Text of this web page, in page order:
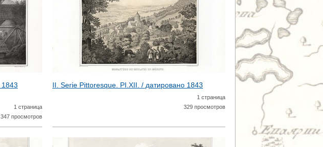
1843
1 страница
347 просмотров
II. Serie Pittoresque. PI.XII. / датировано 1843
1 страница
329 просмотров